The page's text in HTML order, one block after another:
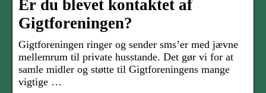
Er du blevet kontaktet af
Gigtforeningen?
Gigtforeningen ringer og sender sms’er med jævne
mellemrum til private husstande. Det gør vi for at
samle midler og støtte til Gigtforeningens mange
vigtige …